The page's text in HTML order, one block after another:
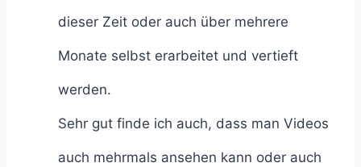
dieser Zeit oder auch über mehrere
Monate selbst erarbeitet und vertieft
werden.
Sehr gut finde ich auch, dass man Videos
auch mehrmals ansehen kann oder auch